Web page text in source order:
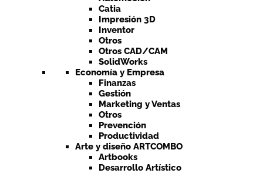
Catia
Impresión 3D
Inventor
Otros
Otros CAD/CAM
SolidWorks
Economía y Empresa
Finanzas
Gestión
Marketing y Ventas
Otros
Prevención
Productividad
Arte y diseño ARTCOMBO
Artbooks
Desarrollo Artístico